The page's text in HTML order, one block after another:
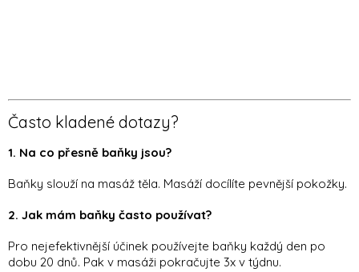
Často kladené dotazy?
1. Na co přesně baňky jsou?
Baňky slouží na masáž těla. Masáží docílíte pevnější pokožky.
2. Jak mám baňky často používat?
Pro nejefektivnější účinek používejte baňky každý den po
dobu 20 dnů. Pak v masáži pokračujte 3x v týdnu.